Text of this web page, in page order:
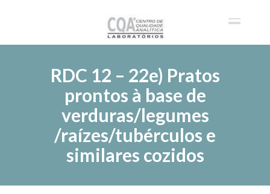
RDC 12 – 22e) Pratos
prontos à base de
verduras/legumes
/raízes/tubérculos e
similares cozidos